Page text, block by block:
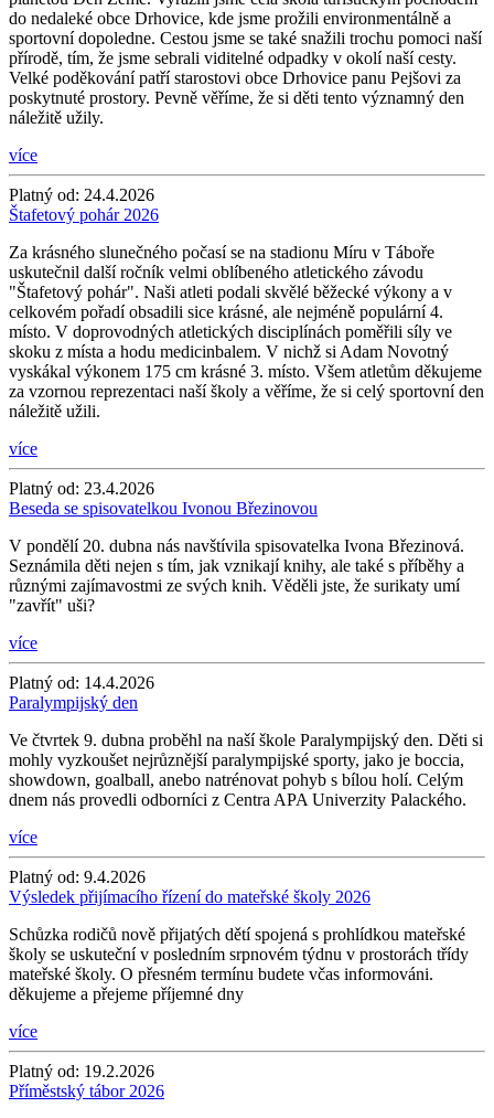
do nedaleké obce Drhovice, kde jsme prožili environmentálně a
sportovní dopoledne. Cestou jsme se také snažili trochu pomoci naší
přírodě, tím, že jsme sebrali viditelné odpadky v okolí naší cesty.
Velké poděkování patří starostovi obce Drhovice panu Pejšovi za
poskytnuté prostory. Pevně věříme, že si děti tento významný den
náležitě užily.
více
Platný od: 24.4.2026
Štafetový pohár 2026
Za krásného slunečného počasí se na stadionu Míru v Táboře
uskutečnil další ročník velmi oblíbeného atletického závodu
"Štafetový pohár". Naši atleti podali skvělé běžecké výkony a v
celkovém pořadí obsadili sice krásné, ale nejméně populární 4.
místo. V doprovodných atletických disciplínách poměřili síly ve
skoku z místa a hodu medicinbalem. V nichž si Adam Novotný
vyskákal výkonem 175 cm krásné 3. místo. Všem atletům děkujeme
za vzornou reprezentaci naší školy a věříme, že si celý sportovní den
náležitě užili.
více
Platný od: 23.4.2026
Beseda se spisovatelkou Ivonou Březinovou
V pondělí 20. dubna nás navštívila spisovatelka Ivona Březinová.
Seznámila děti nejen s tím, jak vznikají knihy, ale také s příběhy a
různými zajímavostmi ze svých knih. Věděli jste, že surikaty umí
"zavřít" uši?
více
Platný od: 14.4.2026
Paralympijský den
Ve čtvrtek 9. dubna proběhl na naší škole Paralympijský den. Děti si
mohly vyzkoušet nejrůznější paralympijské sporty, jako je boccia,
showdown, goalball, anebo natrénovat pohyb s bílou holí. Celým
dnem nás provedli odborníci z Centra APA Univerzity Palackého.
více
Platný od: 9.4.2026
Výsledek přijímacího řízení do mateřské školy 2026
Schůzka rodičů nově přijatých dětí spojená s prohlídkou mateřské
školy se uskuteční v posledním srpnovém týdnu v prostorách třídy
mateřské školy. O přesném termínu budete včas informováni.
děkujeme a přejeme příjemné dny
více
Platný od: 19.2.2026
Příměstský tábor 2026